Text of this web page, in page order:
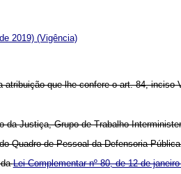
2019) (Vigência)
atribuição que lhe confere o art. 84, inciso
Justiça, Grupo de Trabalho
Quadro de Pessoal da Defensoria
daLei Complementar nº 80, de 12 de